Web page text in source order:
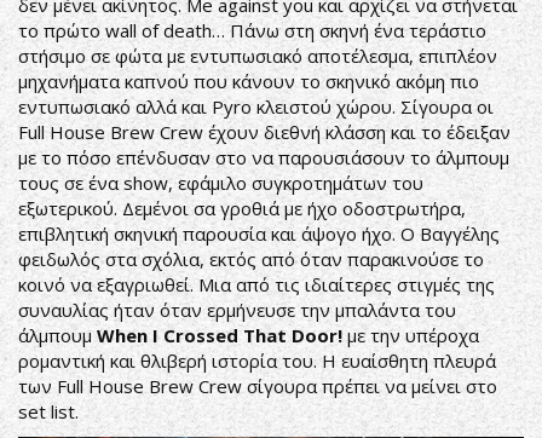
δεν μένει ακίνητος. Me against you και αρχίζει να στήνεται
το πρώτο wall of death… Πάνω στη σκηνή ένα τεράστιο
στήσιμο σε φώτα με εντυπωσιακό αποτέλεσμα, επιπλέον
μηχανήματα καπνού που κάνουν το σκηνικό ακόμη πιο
εντυπωσιακό αλλά και Pyro κλειστού χώρου. Σίγουρα οι
Full House Brew Crew έχουν διεθνή κλάσση και το έδειξαν
με το πόσο επένδυσαν στο να παρουσιάσουν το άλμπουμ
τους σε ένα show, εφάμιλο συγκροτημάτων του
εξωτερικού. Δεμένοι σα γροθιά με ήχο οδοστρωτήρα,
επιβλητική σκηνική παρουσία και άψογο ήχο. Ο Βαγγέλης
φειδωλός στα σχόλια, εκτός από όταν παρακινούσε το
κοινό να εξαγριωθεί. Μια από τις ιδιαίτερες στιγμές της
συναυλίας ήταν όταν ερμήνευσε την μπαλάντα του
άλμπουμWhen I Crossed ThatDoor! με την υπέροχα
ρομαντική και θλιβερή ιστορία του. Η ευαίσθητη πλευρά
των Full House Brew Crew σίγουρα πρέπει να μείνει στο
set list.